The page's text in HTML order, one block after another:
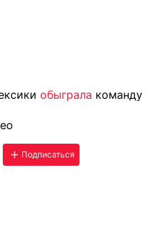
обыграла команду
Подписаться